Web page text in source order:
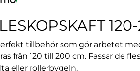
tillbehör som gör arbetet
från 120 till 200 cm. Passar de
eller rollerbygeln.